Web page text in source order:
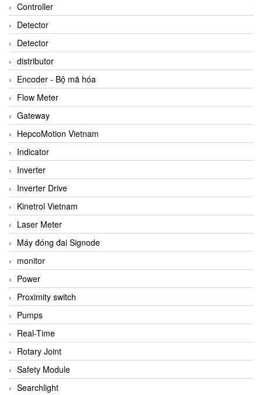
Controller
Detector
Detector
distributor
Encoder - Bộ mã hóa
Flow Meter
Gateway
HepcoMotion Vietnam
Indicator
Inverter
Inverter Drive
Kinetrol Vietnam
Laser Meter
Máy đóng đai Signode
monitor
Power
Proximity switch
Pumps
Real-Time
Rotary Joint
Safety Module
Searchlight